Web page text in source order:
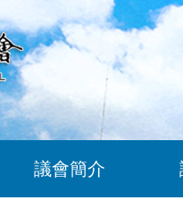
議會簡介